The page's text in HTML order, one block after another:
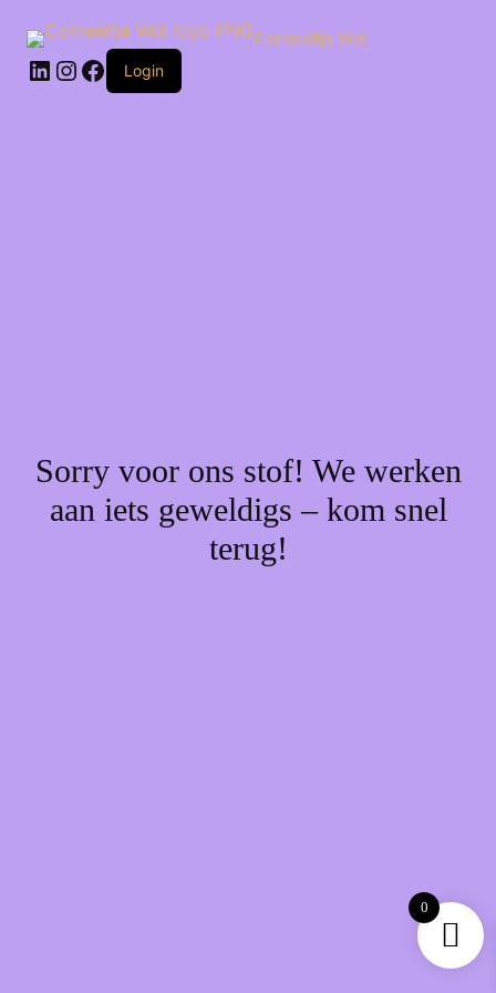
naar
inhoud
Corneeltje Wol
LinkedIn
Instagram
Facebook
Login
Sorry voor ons stof! We werken
aan iets geweldigs – kom snel
terug!
0